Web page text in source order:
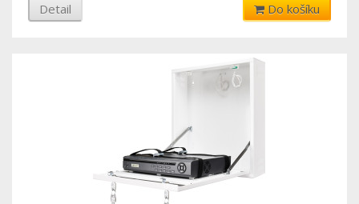
Detail Do košíku